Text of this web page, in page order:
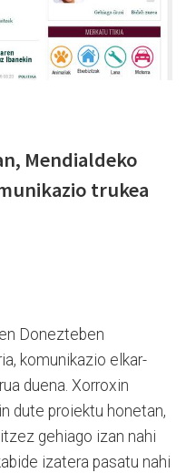
Mendialdeko
trukea
Donezteben
komunikazio elkar-
duena. Xorroxin
dute proiektu honetan,
gehiago izan nahi
izatera pasatu nahi